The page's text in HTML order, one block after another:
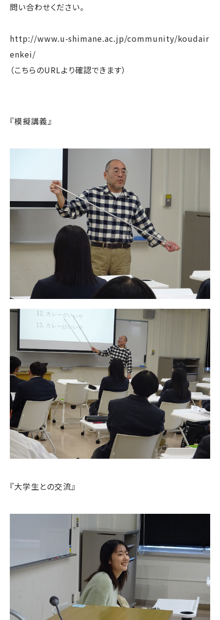
問い合わせください。
http://www.u-shimane.ac.jp/community/koudair
enkei/
（こちらのURLより確認できます）
『模擬講義』
『大学生との交流』